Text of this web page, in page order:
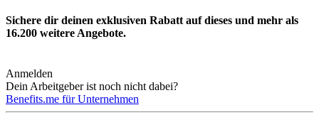
Sichere dir deinen exklusiven Rabatt auf dieses und mehr als
16.200 weitere Angebote.
Anmelden
Dein Arbeitgeber ist noch nicht dabei?
Benefits.me für Unternehmen